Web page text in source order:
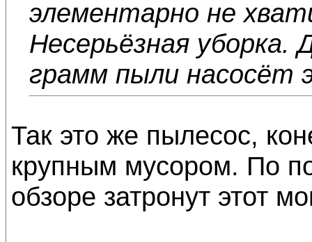
элементарно не
Несерьёзная уборка.
грамм пыли насосёт
Так это же пылесос,
крупным мусором. По
обзоре затронут этот